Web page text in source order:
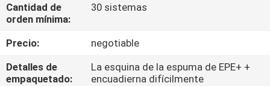
DE
CALIDAD
Cantidad de
orden mínima:
30 sistemas
Precio:
negotiable
Detalles de
empaquetado:
La esquina de la espuma de EPE+ +
encuadierna difícilmente